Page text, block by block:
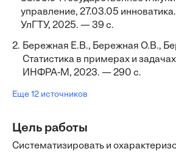
управление, 27.03.05
УлГТУ, 2025. — 39 с.
2. Бережная Е.В., Бережная О.В.,
Статистика в примерах и
ИНФРА-М, 2023. — 290 с.
Еще 12 источников
Цель работы
Систематизировать и